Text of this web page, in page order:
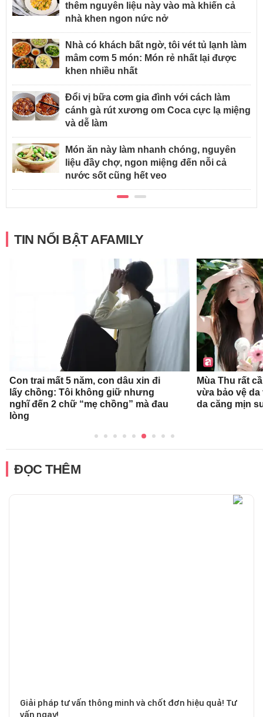
thêm nguyên liệu này vào mà khiến cả
nhà khen ngon nức nở
Nhà có khách bất ngờ, tôi vét tủ lạnh làm
mâm cơm 5 món: Món rẻ nhất lại được
khen nhiều nhất
Đổi vị bữa cơm gia đình với cách làm
cánh gà rút xương om Coca cực lạ miệng
và dễ làm
Món ăn này làm nhanh chóng, nguyên
liệu đầy chợ, ngon miệng đến nỗi cả
nước sốt cũng hết veo
TIN NỔI BẬT AFAMILY
Con trai mất 5 năm, con dâu xin đi
lấy chồng: Tôi không giữ nhưng
nghĩ đến 2 chữ “mẹ chồng” mà đau
lòng
Mùa Thu rất
vừa bảo vệ
da căng mịn
ĐỌC THÊM
Giải pháp tư vấn thông minh và chốt đơn hiệu quả! Tư
vấn ngay!